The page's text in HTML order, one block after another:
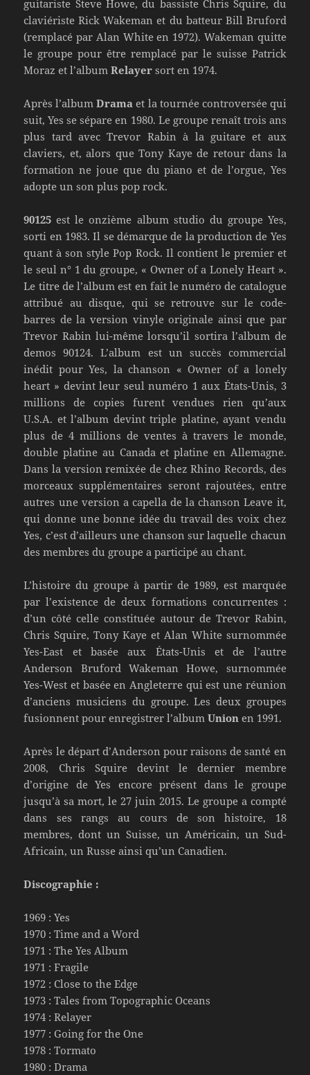
guitariste Steve Howe, du bassiste Chris Squire, du
claviériste Rick Wakeman et du batteur Bill Bruford
(remplacé par Alan White en 1972). Wakeman quitte
le groupe pour être remplacé par le suisse Patrick
Moraz et l’albumRelayer sort en 1974.
Après l’albumDrama et la tournée controversée qui
suit, Yes se sépare en 1980. Le groupe renaît trois ans
plus tard avec Trevor Rabin à la guitare et aux
claviers, et, alors que Tony Kaye de retour dans la
formation ne joue que du piano et de l’orgue, Yes
adopte un son plus pop rock.
90125 est le onzième album studio du groupe Yes,
sorti en 1983. Il se démarque de la production de Yes
quant à son style Pop Rock. Il contient le premier et
le seul n° 1 du groupe, « Owner of a Lonely Heart ».
Le titre de l’album est en fait le numéro de catalogue
attribué au disque, qui se retrouve sur le code-
barres de la version vinyle originale ainsi que par
Trevor Rabin lui-même lorsqu’il sortira l’album de
demos 90124. L’album est un succès commercial
inédit pour Yes, la chanson « Owner of a lonely
heart » devint leur seul numéro 1 aux États-Unis, 3
millions de copies furent vendues rien qu’aux
U.S.A. et l’album devint triple platine, ayant vendu
plus de 4 millions de ventes à travers le monde,
double platine au Canada et platine en Allemagne.
Dans la version remixée de chez Rhino Records, des
morceaux supplémentaires seront rajoutées, entre
autres une version a capella de la chanson Leave it,
qui donne une bonne idée du travail des voix chez
Yes, c’est d’ailleurs une chanson sur laquelle chacun
des membres du groupe a participé au chant.
L’histoire du groupe à partir de 1989, est marquée
par l’existence de deux formations concurrentes :
d’un côté celle constituée autour de Trevor Rabin,
Chris Squire, Tony Kaye et Alan White surnommée
Yes-East et basée aux États-Unis et de l’autre
Anderson Bruford Wakeman Howe, surnommée
Yes-West et basée en Angleterre qui est une réunion
d’anciens musiciens du groupe. Les deux groupes
fusionnent pour enregistrer l’albumUnion en 1991.
Après le départ d’Anderson pour raisons de santé en
2008, Chris Squire devint le dernier membre
d’origine de Yes encore présent dans le groupe
jusqu’à sa mort, le 27 juin 2015. Le groupe a compté
dans ses rangs au cours de son histoire, 18
membres, dont un Suisse, un Américain, un Sud-
Africain, un Russe ainsi qu’un Canadien.
Discographie :
1969 : Yes
1970 : Time and a Word
1971 : The Yes Album
1971 : Fragile
1972 : Close to the Edge
1973 : Tales from Topographic Oceans
1974 : Relayer
1977 : Going for the One
1978 : Tormato
1980 : Drama